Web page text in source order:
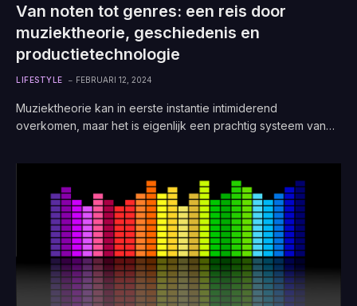
Van noten tot genres: een reis door
muziektheorie, geschiedenis en
productietechnologie
LIFESTYLE FEBRUARI 12, 2024
Muziektheorie kan in eerste instantie intimiderend
overkomen, maar het is eigenlijk een prachtig systeem van…